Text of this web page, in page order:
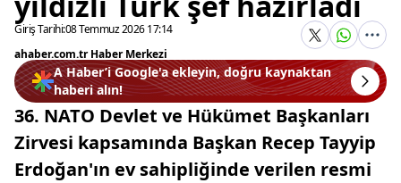
Giriş Tarihi:08 Temmuz 2026 17:14
ahaber.com.tr Haber Merkezi
A Haber’i Google'a ekleyin, doğru kaynaktan
haberi alın!
36. NATO Devlet ve Hükümet Başkanları
Zirvesi kapsamında Başkan Recep Tayyip
Erdoğan'ın ev sahipliğinde verilen resmi